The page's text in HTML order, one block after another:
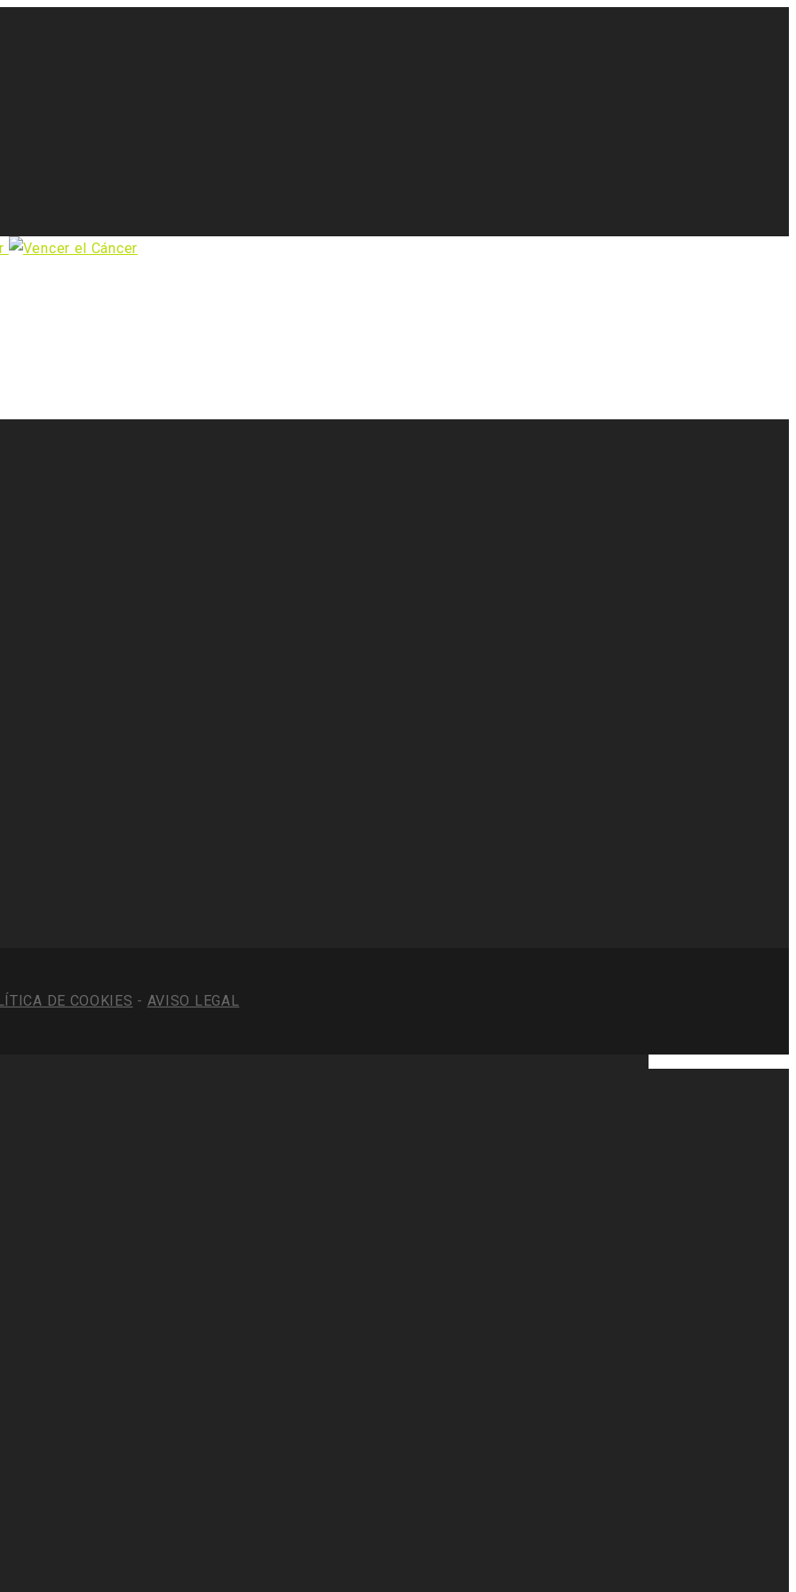
DE COOKIES - AVISO LEGAL